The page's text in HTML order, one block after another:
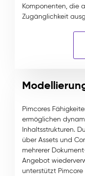
Komponenten, die
Zugänglichkeit
Pimcores
ermöglichen
Inhaltsstrukturen.
über Assets und
mehrerer
Angebot
unterstützt